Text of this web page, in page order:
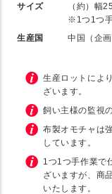
サイズ
（約）幅
※1つ1つ手
生産国
中国（企
生産ロットによ
ざいます。
飼い主様の監視
布製オモチャは
しています。
1つ1つ手作業で
ざいますが、商
いたします。